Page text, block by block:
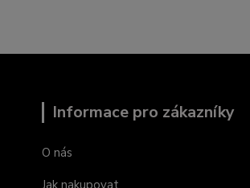
Informace pro zákazníky
O nás